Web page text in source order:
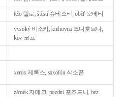
tělo 텔로, štěstí 슈테스티, obět' 오베티
vysoký 비소키, knihovna 크니호브나,
kov 코프
xerox 제록스, saxofón 삭소폰
zámek 자메크, pozdní 포즈드니, bez